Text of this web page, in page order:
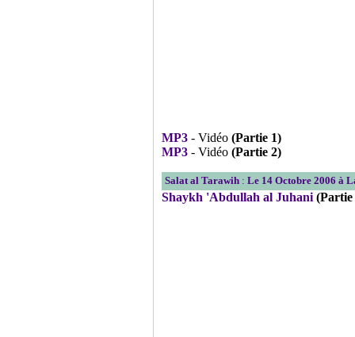
MP3 - Vidéo (Partie 1)
MP3 - Vidéo (Partie 2)
Salat al Tarawih : Le 14 Octobre 2006 à
Shaykh 'Abdullah al Juhani (Partie